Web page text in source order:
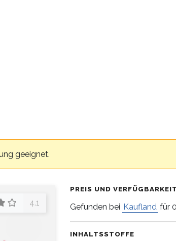
geeignet.
4.1
PREIS UND VERFÜGBARKEIT
Gefunden bei Kaufland für
INHALTSSTOFFE